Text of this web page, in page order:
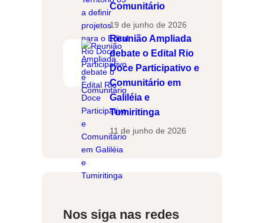
Comunitário
19 de junho de 2026
Reunião Ampliada
debate o Edital Rio
Doce Participativo e
Comunitário em
Galiléia e
Tumiritinga
11 de junho de 2026
Nos siga nas redes